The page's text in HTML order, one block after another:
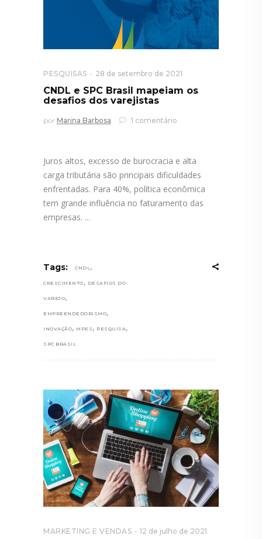
PESQUISAS 28 de setembro de 2021
CNDL e SPC Brasil mapeiam os
desafios dos varejistas
por Marina Barbosa 1 comentário
Juros altos, excesso de burocracia e alta
carga tributária são principais dificuldades
enfrentadas. Para 40%, política econômica
tem grande influência no faturamento das
empresas.
Tags: CNDL,
CRESCIMENTO , DESAFIOS DO
VAREJO,
EMPREENDEDORISMO,
INOVAÇÃO, MPES , PESQUISA,
SPC BRASIL
MARKETING E VENDAS 12 de julho de 2021